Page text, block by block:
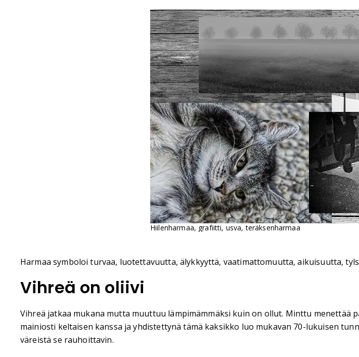
Hiilenharmaa, grafiitti, usva, teräksenharmaa
Harmaa symboloi turvaa, luotettavuutta, älykkyyttä, vaatimattomuutta, aikuisuutta,
Vihreä on oliivi
Vihreä jatkaa mukana mutta muuttuu lämpimämmäksi kuin on ollut. Minttu menettää
mainiosti keltaisen kanssa ja yhdistettynä tämä kaksikko luo mukavan 70-lukuisen
väreistä se rauhoittavin.